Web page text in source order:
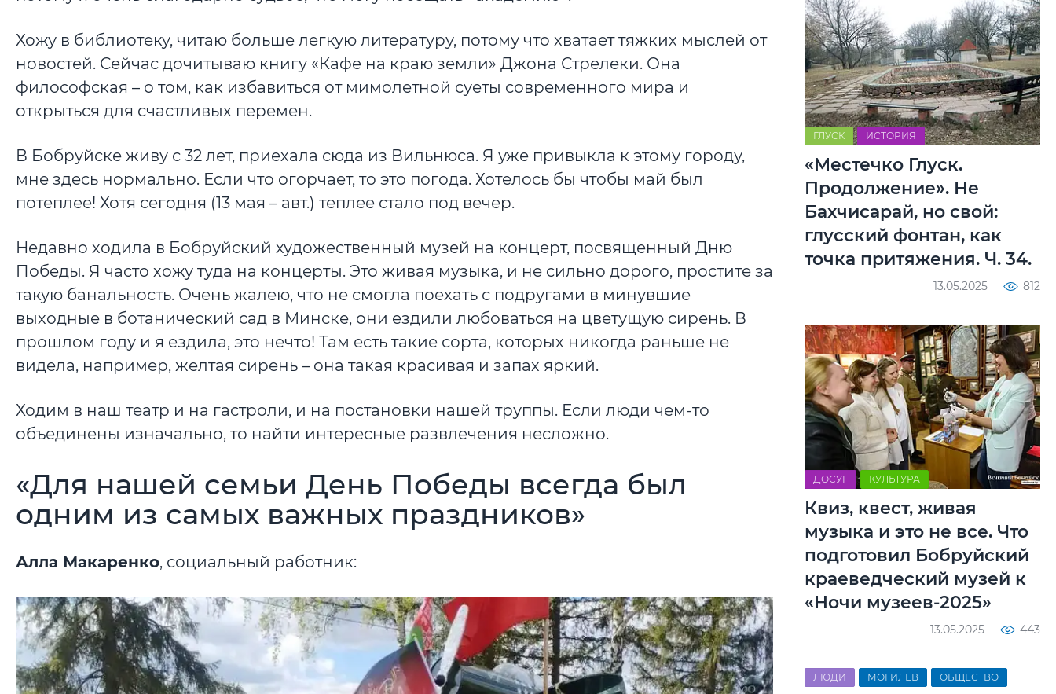
Хожу в библиотеку, читаю больше легкую литературу, потому что хватает тяжких мыслей от
новостей. Сейчас дочитываю книгу «Кафе на краю земли» Джона Стрелеки. Она
философская – о том, как избавиться от мимолетной суеты современного мира и
открыться для счастливых перемен.
В Бобруйске живу с 32 лет, приехала сюда из Вильнюса. Я уже привыкла к этому городу,
мне здесь нормально. Если что огорчает, то это погода. Хотелось бы чтобы май был
потеплее! Хотя сегодня (13 мая – авт.) теплее стало под вечер.
Недавно ходила в Бобруйский художественный музей на концерт, посвященный Дню
Победы. Я часто хожу туда на концерты. Это живая музыка, и не сильно дорого, простите за
такую банальность. Очень жалею, что не смогла поехать с подругами в минувшие
выходные в ботанический сад в Минске, они ездили любоваться на цветущую сирень. В
прошлом году и я ездила, это нечто! Там есть такие сорта, которых никогда раньше не
видела, например, желтая сирень – она такая красивая и запах яркий.
Ходим в наш театр и на гастроли, и на постановки нашей труппы. Если люди чем-то
объединены изначально, то найти интересные развлечения несложно.
«Для нашей семьи День Победы всегда был
одним из самых важных праздников»
Алла Макаренко, социальный работник:
ГЛУСК ИСТОРИЯ
«Местечко Глуск.
Продолжение». Не
Бахчисарай, но свой:
глусский фонтан, как
точка притяжения. Ч. 34.
13.05.2025 812
ДОСУГ КУЛЬТУРА
Квиз, квест, живая
музыка и это не все. Что
подготовил Бобруйский
краеведческий музей к
«Ночи музеев-2025»
13.05.2025 443
ЛЮДИ МОГИЛЕВ ОБЩЕСТВО